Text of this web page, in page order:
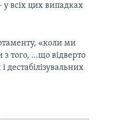
у всіх цих випадках
«коли ми
того, …що відверто
дестабілізувальних